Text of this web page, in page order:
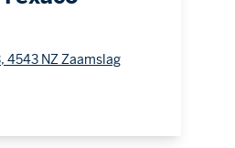
4543 NZ Zaamslag